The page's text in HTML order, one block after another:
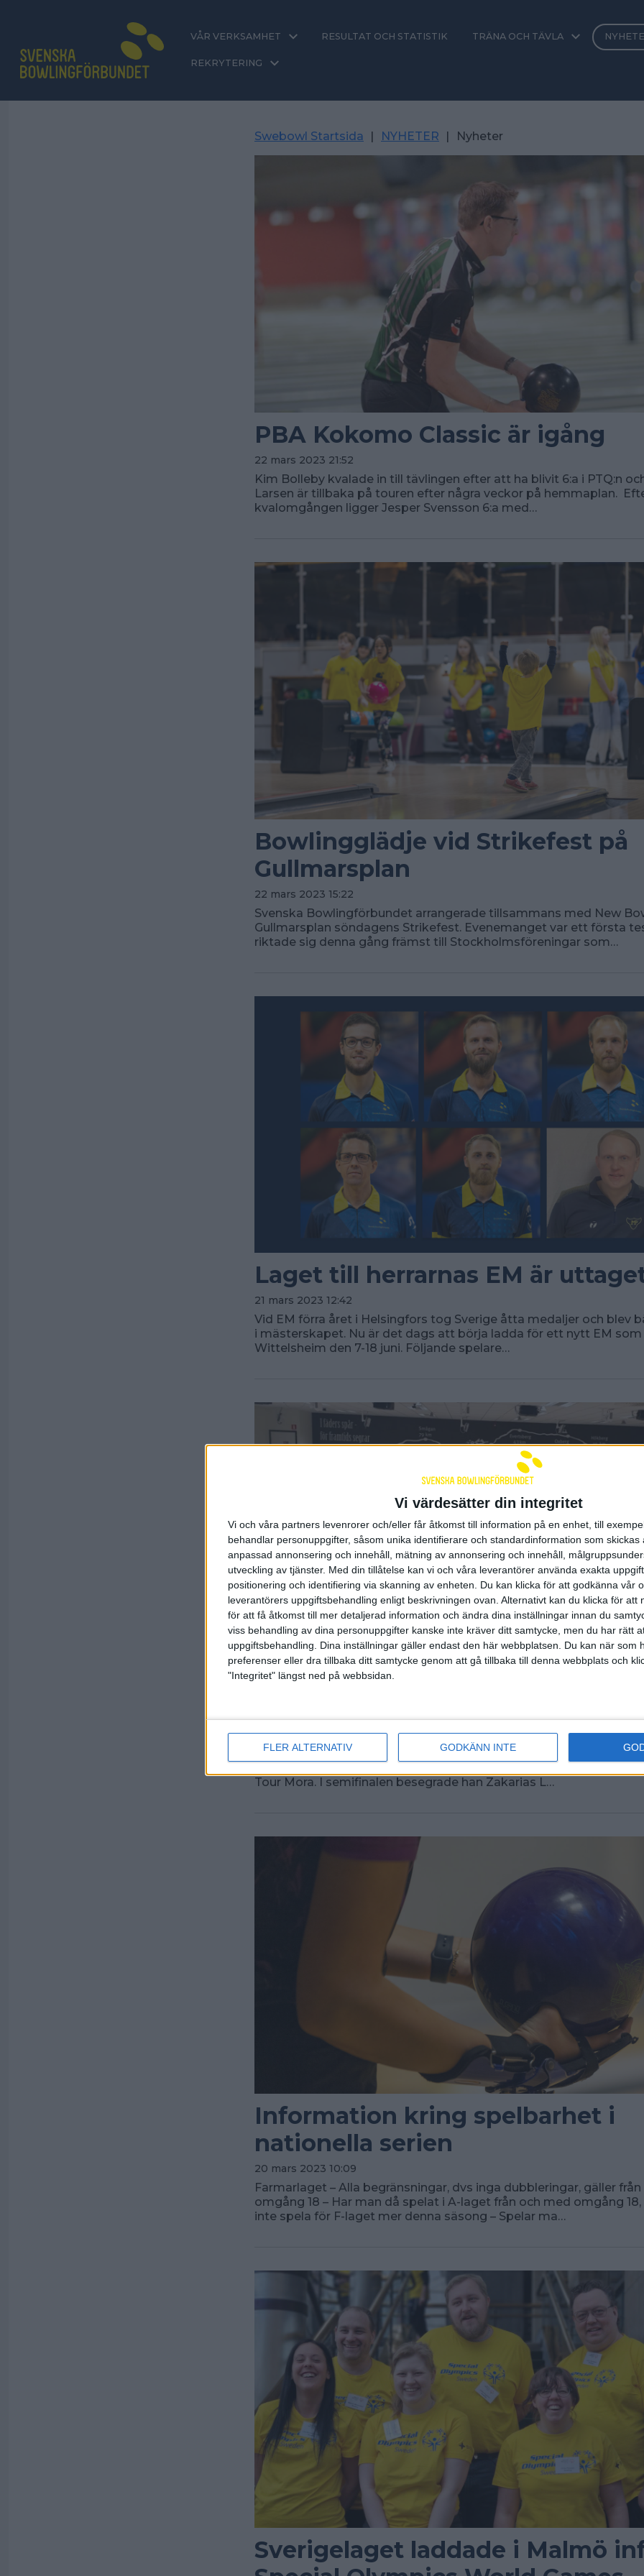
Vi värdesätter din integritet
Vi och våra partners levenrorer och/eller får åtkomst till information på en enhet, till
behandlar personuppgifter, såsom unika identifierare och standardinformation som skickas
anpassad annonsering och innehåll, mätning av annonsering och innehåll,
utveckling av tjänster. Med din tillåtelse kan vi och våra leverantörer använda exakta
positionering och identifiering via skanning av enheten. Du kan klicka för att godkänna vår
leverantörers uppgiftsbehandling enligt beskrivningen ovan. Alternativt kan du klicka för att
för att få åtkomst till mer detaljerad information och ändra dina inställningar innan du
viss behandling av dina personuppgifter kanske inte kräver ditt samtycke, men du har rätt
uppgiftsbehandling. Dina inställningar gäller endast den här webbplatsen. Du kan när som
preferenser eller dra tillbaka ditt samtycke genom att gå tillbaka till denna webbplats och
"Integritet" längst ned på webbsidan.
FLER ALTERNATIV GODKÄNN INTE
VÅR VERKSAMHET RESULTAT OCH STATISTIK TRÄNA OCH TÄVLA
REKRYTERING
Swebowl Startsida | NYHETER | Nyheter
PBA Kokomo Classic är igång
22 mars 2023 21:52
Kim Bolleby kvalade in till tävlingen efter att ha blivit 6:a i PTQ:n
Larsen är tillbaka på touren efter några veckor på hemmaplan.
kvalomgången ligger Jesper Svensson 6:a med…
Bowlingglädje vid Strikefest på
Gullmarsplan
22 mars 2023 15:22
Svenska Bowlingförbundet arrangerade tillsammans med New
Gullmarsplan söndagens Strikefest. Evenemanget var ett första
riktade sig denna gång främst till Stockholmsföreningar som…
Laget till herrarnas EM är
21 mars 2023 12:42
Vid EM förra året i Helsingfors tog Sverige åtta medaljer och blev
i mästerskapet. Nu är det dags att börja ladda för ett nytt EM som
Wittelsheim den 7-18 juni. Följande spelare…
Emil Svensson och Elliot Moulin
20 mars 2023 10:52
Om två veckor är det dags för junior-EM och Emil Svensson, BK
Tour Mora. I semifinalen besegrade han Zakarias L…
Information kring spelbarhet i
nationella serien
20 mars 2023 10:09
Farmarlaget – Alla begränsningar, dvs inga dubbleringar, gäller
omgång 18 – Har man då spelat i A-laget från och med omgång
inte spela för F-laget mer denna säsong – Spelar ma…
Sverigelaget laddade i Malmö